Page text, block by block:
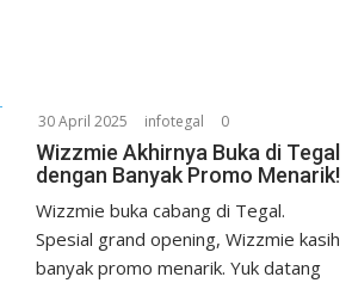
30 April 2025 infotegal 0
Wizzmie Akhirnya Buka di Tegal
dengan Banyak Promo Menarik!
Wizzmie buka cabang di Tegal.
Spesial grand opening, Wizzmie kasih
banyak promo menarik. Yuk datang